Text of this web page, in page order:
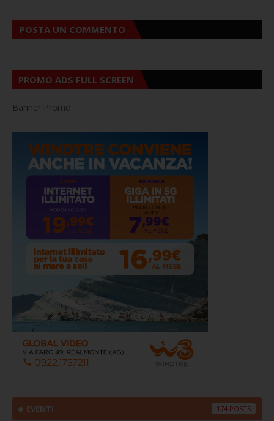
POSTA UN COMMENTO
PROMO ADS FULL SCREEN
Banner Promo
EVENTI 174